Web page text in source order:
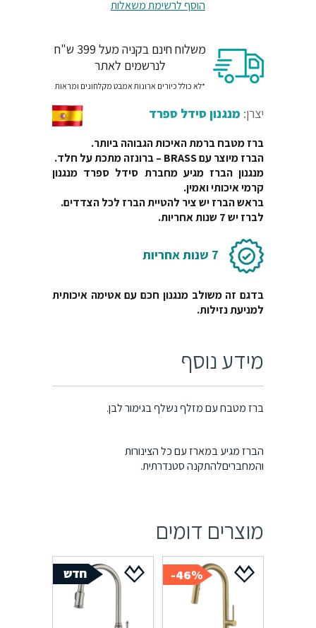
₪1650.
₪590.
הוסף לרשימת משאלות
משלוח חינם בקניה מעל 399 ש"ח
לנרשמים לאתר
*לא כולל כיורים ארונות אמבט מקלחונים ומראות
יצרן: מנגנון סידל ספרד
ברז מטבח ברמת האיכות הגבוהה ביותר.
הברז מיוצר עם BRASS – ברונזה מתכת על חלד.
מנגנון הברז מגיע מחברת סידל ספרד מנגנון
קרמי איכותי ואמין.
בראש הברז יש ציר להטיית הברז לכל הצדדים.
לברז יש 7 שנות אחריות.
7 שנות אחריות
בדגם זה משולב מנגנון חכם עם אטימה איכותית
למניעת נזילות.
מידע נוסף
ברז מטבח עם מזלף נשלף בגימור לבן.
הברז מגיע במארז עם כל הצינורות
והמחבריםלהתקנה סטנדרתית.
מוצרים דומים
46%-